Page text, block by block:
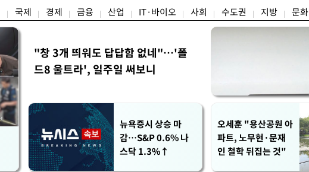
국제 경제 금융 산업 IT·바이오 사회 수도권 지방 문화
"창 3개 띄워도 답답함 없네"…'폴
드8 울트라', 일주일 써보니
뉴욕증시 상승 마
감…S&P 0.6% 나
스닥 1.3%↑
오세훈 "용산공원 아
파트, 노무현·문재
인 철학 뒤집는 것"